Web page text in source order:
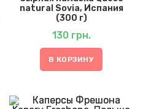
natural Sovia, Испания
(300 г)
130 грн.
В КОРЗИНУ